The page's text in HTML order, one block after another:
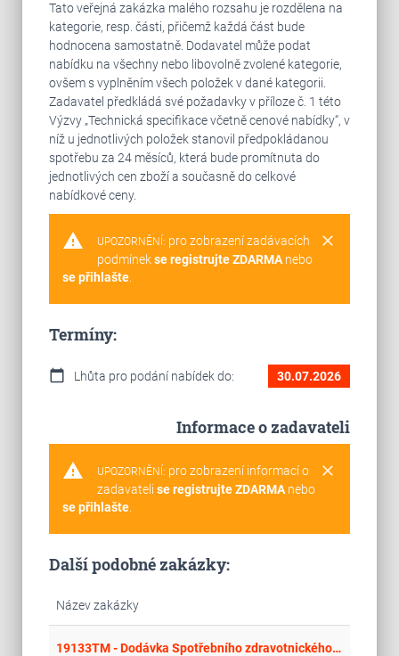
Tato veřejná zakázka malého rozsahu je rozdělena na
kategorie, resp. části, přičemž každá část bude
hodnocena samostatně. Dodavatel může podat
nabídku na všechny nebo libovolně zvolené kategorie,
ovšem s vyplněním všech položek v dané kategorii.
Zadavatel předkládá své požadavky v příloze č. 1 této
Výzvy „Technická specifikace včetně cenové nabídky“, v
níž u jednotlivých položek stanovil předpokládanou
spotřebu za 24 měsíců, která bude promítnuta do
jednotlivých cen zboží a současně do celkové
nabídkové ceny.
warning clear
UPOZORNĚNÍ: pro zobrazení zadávacích
podmínekse registrujte ZDARMAnebo
se přihlašte.
Termíny:
calendar_today Lhůta pro podání nabídek do: 30.07.2026
Informace o zadavateli
warning clear
UPOZORNĚNÍ: pro zobrazení informací o
zadavateli se registrujte ZDARMAnebo
se přihlašte.
Další podobné zakázky:
Název zakázky
19133TM - Dodávka Spotřebního zdravotnického materiálu